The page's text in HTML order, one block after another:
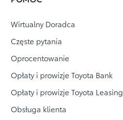
Wirtualny Doradca
Częste pytania
Oprocentowanie
Opłaty i prowizje Toyota Bank
Opłaty i prowizje Toyota Leasing
Obsługa klienta